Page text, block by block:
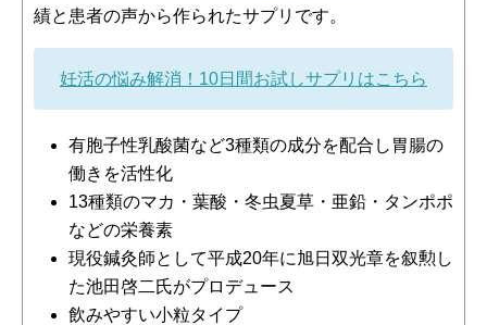
績と患者の声から作られたサプリです。
妊活の悩み解消！10日間お試しサプリはこちら
有胞子性乳酸菌など3種類の成分を配合し胃腸の
働きを活性化
13種類のマカ・葉酸・冬虫夏草・亜鉛・タンポポ
などの栄養素
現役鍼灸師として平成20年に旭日双光章を叙勲し
た池田啓二氏がプロデュース
飲みやすい小粒タイプ